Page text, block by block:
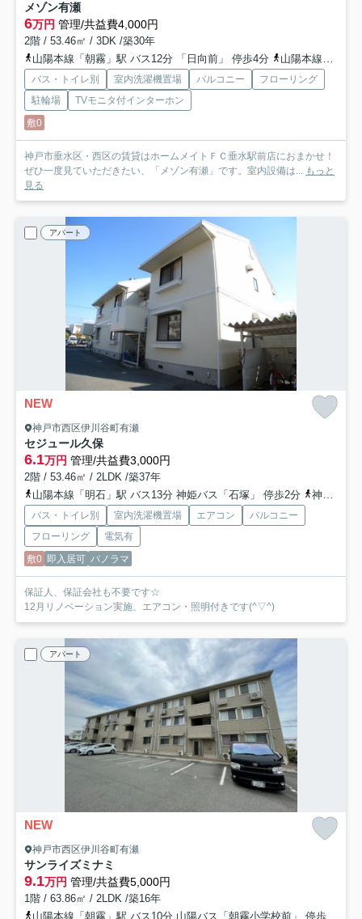
メゾン有瀬
6万円 管理/共益費4,000円
2階 / 53.46㎡ / 3DK /築30年
山陽本線「朝霧」駅 バス12分 「日向前」 停歩4分
山陽本線「明石」駅 バス17分 「日向前」 停歩4分
バス・トイレ別 室内洗濯機置場 バルコニー
フローリング
駐輪場
TVモニタ付インターホン
敷0
神戸市垂水区・西区の賃貸はホームメイトＦＣ垂水駅前店におまかせ！
ぜひ一度見ていただきたい、「メゾン有瀬」です。室内設備は... もっと
見る
アパート
NEW
神戸市西区伊川谷町有瀬
セジュール久保
6.1万円 管理/共益費3,000円
2階 / 53.46㎡ / 2LDK /築37年
山陽本線「明石」駅 バス13分 神姫バス「石塚」 停歩2分
神戸市西神・山手線「伊川谷」駅 バス20分 神姫バス「石塚」 停歩2分
バス・トイレ別 室内洗濯機置場 エアコン
バルコニー
フローリング
電気有
敷0 即入居可 パノラマ
保証人、保証会社も不要です☆
12月リノベーション実施、エアコン・照明付きです(^▽^)
アパート
NEW
神戸市西区伊川谷町有瀬
サンライズミナミ
9.1万円 管理/共益費5,000円
1階 / 63.86㎡ / 2LDK /築16年
山陽本線「朝霧」駅 バス10分 山陽バス「朝霧小学校前」 停歩12分